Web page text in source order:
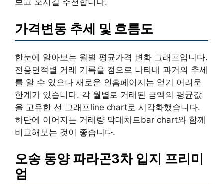
보고 오시길 추천합니다.
가격변동 추세 및 흐름도
한눈에 알아보는 월별 평균가격 변화 그래프입니다.
전용면적별 거래 기록을 점으로 나타내 과거의 추세
를 알 수 있으나 새로운 인홈페이지는 얻기 어려운
한계가 있습니다. 각 월별로 거래된 금액의 평균값
을 고유한 선 그래프line chart로 시각화했습니다.
하단에 이어지는 거래량 막대차트bar chart와 함께
비교해보는 것이 좋습니다.
오송 동양 파라곤3차 입지 프리미
엄